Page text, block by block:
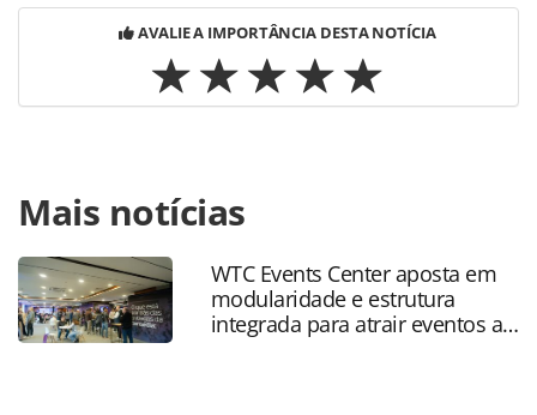
AVALIE A IMPORTÂNCIA DESTA NOTÍCIA
https://www.panrotas.com.br/mercado/destinos/2019/07/
acha-que-mortes-nao-afetarao-republica-dominicana-e-
faz-elogios_165908.html ou as ferramentas oferecidas na
página. Todo o conteúdo produzido pela PANROTAS
Editora é protegido pela legislação brasileira sobre direito
autoral. Não reproduza o conteúdo sem autorização da
Mais notícias
WTC Events Center aposta em
modularidade e estrutura
integrada para atrair eventos a